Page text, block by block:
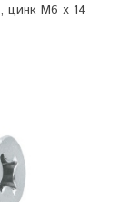
цинк М6 х 14